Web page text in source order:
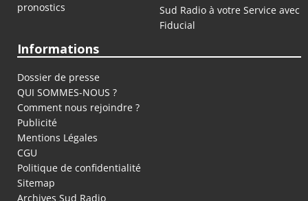
pronostics
Sud Radio à votre Service avec
Fiducial
Informations
Dossier de presse
QUI SOMMES-NOUS ?
Comment nous rejoindre ?
Publicité
Mentions Légales
CGU
Politique de confidentialité
Sitemap
Archives Sud Radio